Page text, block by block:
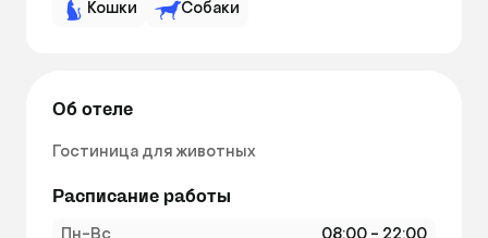
Кошки Собаки
Об отеле
Гостиница для животных
Расписание работы